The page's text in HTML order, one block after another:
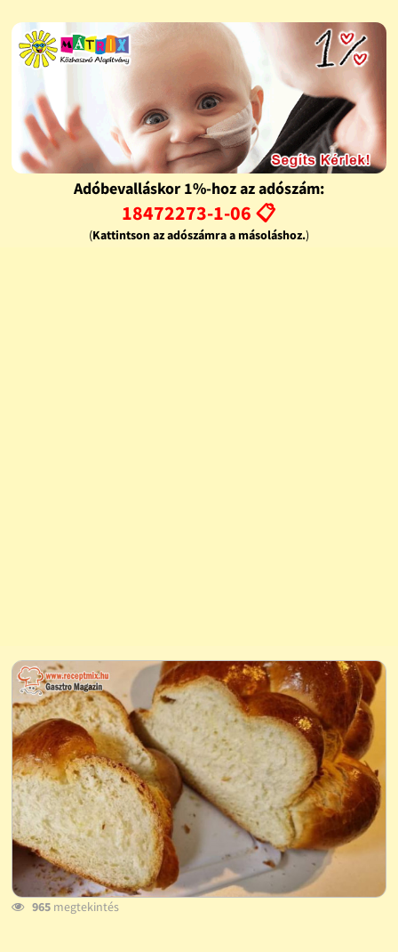
Adóbevalláskor 1%-hoz az adószám:
18472273-1-06 📋
(Kattintson az adószámra a másoláshoz.)
965megtekintés